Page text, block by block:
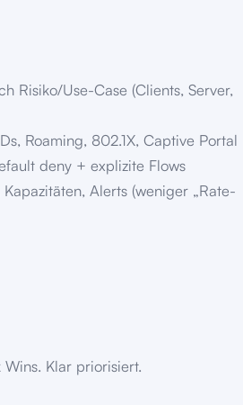
Risiko/Use-Case (Clients, Server,
Roaming, 802.1X, Captive Portal
deny + explizite Flows
Alerts (weniger „Rate-
Klar priorisiert.